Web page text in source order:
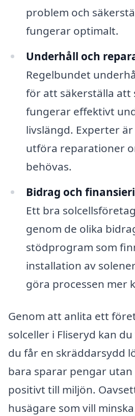
problem och
fungerar optimalt.
Underhåll och
Regelbundet
för att säkerställa att
fungerar effektivt
livslängd. Experter
utföra reparationer
behövas.
Bidrag och
Ett bra
genom de olika
stödprogram som
installation av
göra processen mer
Genom att anlita ett
solceller i Fliseryd kan
du får en skräddarsydd
bara sparar pengar
positivt till miljön.
husägare som vill